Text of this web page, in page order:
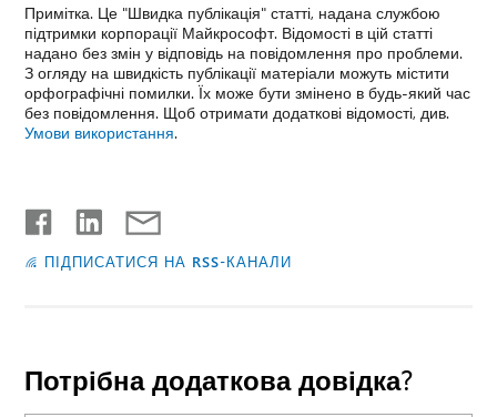
Примітка. Це "Швидка публікація" статті, надана службою
підтримки корпорації Майкрософт. Відомості в цій статті
надано без змін у відповідь на повідомлення про проблеми.
З огляду на швидкість публікації матеріали можуть містити
орфографічні помилки. Їх може бути змінено в будь-який час
без повідомлення. Щоб отримати додаткові відомості, див.
Умови використання.
ПІДПИСАТИСЯ НА RSS-КАНАЛИ
Потрібна додаткова довідка?